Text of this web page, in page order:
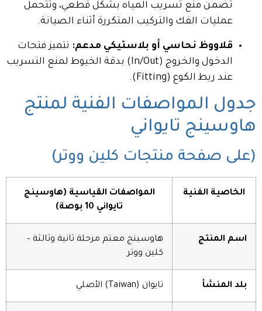
تضمن منع تسريب المياه بشكل قطعي، وتتحمل
عمليات الفك والتركيب المتكررة أثناء الصيانة.
قلاووظ نحاسي أو بلاستيكي مدعم: تتميز فتحات
الدخول والخروج (In/Out) بدقة الخيوط لمنع التسريب
عند ربط الكوع (Fitting).
جدول المواصفات الفنية لمنتج
هاوسينج تايواني
(على صفحة منتجات كلين ووتر)
الخاصية الفنية
المواصفات القياسية (هاوسينج
تايواني 10 بوصة)
اسم المنتج
هاوسينج معتم مرحلة ثانية وثالثة –
كلين ووتر
بلد المنشأ تايوان (Taiwan) الأصلي